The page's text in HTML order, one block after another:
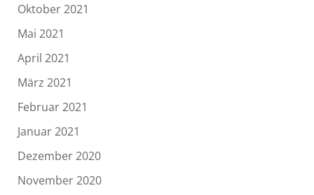
Oktober 2021
Mai 2021
April 2021
März 2021
Februar 2021
Januar 2021
Dezember 2020
November 2020